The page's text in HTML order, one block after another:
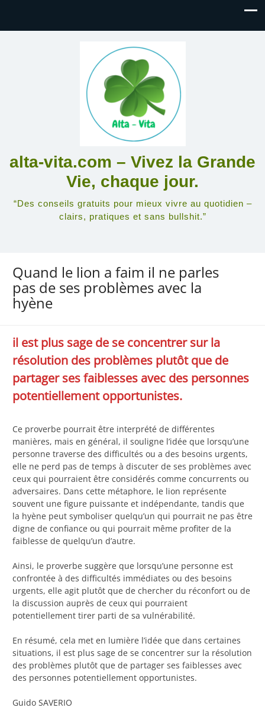
alta-vita.com – Vivez la Grande
Vie, chaque jour.
“Des conseils gratuits pour mieux vivre au quotidien –
clairs, pratiques et sans bullshit.”
Quand le lion a faim il ne parles
pas de ses problèmes avec la
hyène
il est plus sage de se concentrer sur la
résolution des problèmes plutôt que de
partager ses faiblesses avec des personnes
potentiellement opportunistes.
Ce proverbe pourrait être interprété de différentes
manières, mais en général, il souligne l’idée que lorsqu’une
personne traverse des difficultés ou a des besoins urgents,
elle ne perd pas de temps à discuter de ses problèmes avec
ceux qui pourraient être considérés comme concurrents ou
adversaires. Dans cette métaphore, le lion représente
souvent une figure puissante et indépendante, tandis que
la hyène peut symboliser quelqu’un qui pourrait ne pas être
digne de confiance ou qui pourrait même profiter de la
faiblesse de quelqu’un d’autre.
Ainsi, le proverbe suggère que lorsqu’une personne est
confrontée à des difficultés immédiates ou des besoins
urgents, elle agit plutôt que de chercher du réconfort ou de
la discussion auprès de ceux qui pourraient
potentiellement tirer parti de sa vulnérabilité.
En résumé, cela met en lumière l’idée que dans certaines
situations, il est plus sage de se concentrer sur la résolution
des problèmes plutôt que de partager ses faiblesses avec
des personnes potentiellement opportunistes.
Guido SAVERIO